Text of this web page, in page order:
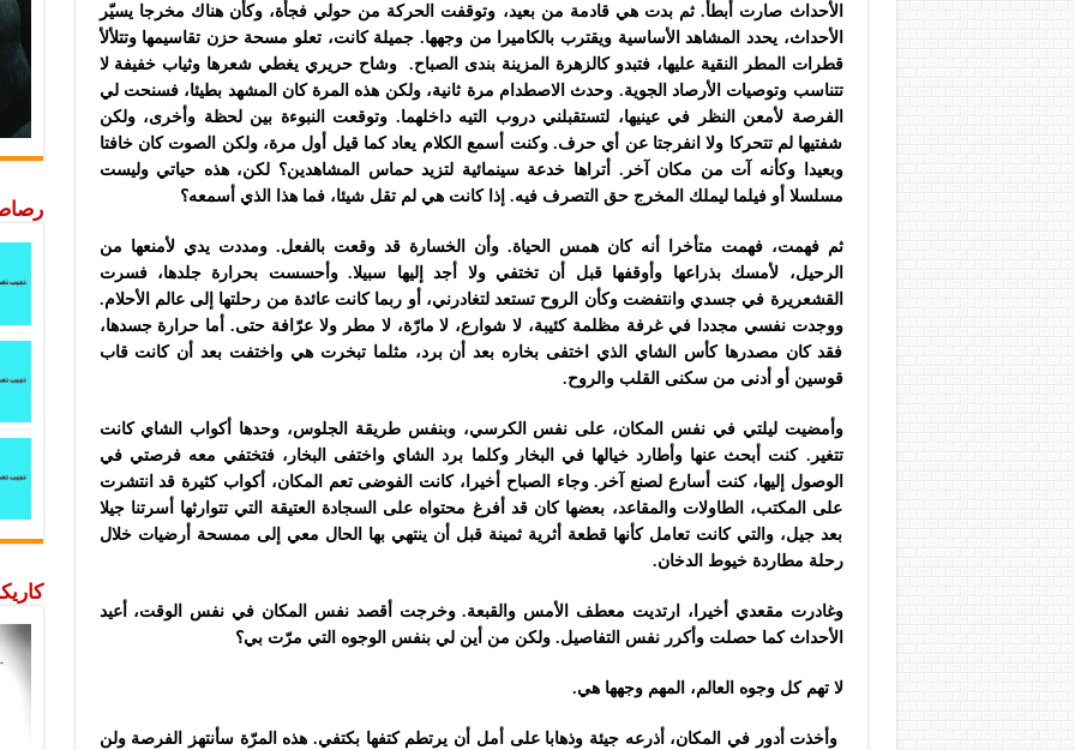
الأحداث صارت أبطأ. ثم بدت هي قادمة من بعيد، وتوقفت الحركة من حولي فجأة، وكأن هناك مخرجا يسيّر
الأحداث، يحدد المشاهد الأساسية ويقترب بالكاميرا من وجهها. جميلة كانت، تعلو مسحة حزن تقاسيمها وتتلألأ
قطرات المطر النقية عليها، فتبدو كالزهرة المزينة بندى الصباح. وشاح حريري يغطي شعرها وثياب خفيفة لا
تتناسب وتوصيات الأرصاد الجوية. وحدث الاصطدام مرة ثانية، ولكن هذه المرة كان المشهد بطيئا، فسنحت لي
الفرصة لأمعن النظر في عينيها، لتستقبلني دروب التيه داخلهما. وتوقعت النبوءة بين لحظة وأخرى، ولكن
شفتيها لم تتحركا ولا انفرجتا عن أي حرف. وكنت أسمع الكلام يعاد كما قيل أول مرة، ولكن الصوت كان خافتا
وبعيدا وكأنه آت من مكان آخر. أتراها خدعة سينمائية لتزيد حماس المشاهدين؟ لكن، هذه حياتي وليست
مسلسلا أو فيلما ليملك المخرج حق التصرف فيه. إذا كانت هي لم تقل شيئا، فما هذا الذي أسمعه؟
ثم فهمت، فهمت متأخرا أنه كان همس الحياة. وأن الخسارة قد وقعت بالفعل. ومددت يدي لأمنعها من
الرحيل، لأمسك بذراعها وأوقفها قبل أن تختفي ولا أجد إليها سبيلا. وأحسست بحرارة جلدها، فسرت
القشعريرة في جسدي وانتفضت وكأن الروح تستعد لتغادرني، أو ربما كانت عائدة من رحلتها إلى عالم الأحلام.
ووجدت نفسي مجددا في غرفة مظلمة كئيبة، لا شوارع، لا مارّة، لا مطر ولا عرّافة حتى. أما حرارة جسدها،
فقد كان مصدرها كأس الشاي الذي اختفى بخاره بعد أن برد، مثلما تبخرت هي واختفت بعد أن كانت قاب
قوسين أو أدنى من سكنى القلب والروح.
وأمضيت ليلتي في نفس المكان، على نفس الكرسي، وبنفس طريقة الجلوس، وحدها أكواب الشاي كانت
تتغير. كنت أبحث عنها وأطارد خيالها في البخار وكلما برد الشاي واختفى البخار، فتختفي معه فرصتي في
الوصول إليها، كنت أسارع لصنع آخر. وجاء الصباح أخيرا، كانت الفوضى تعم المكان، أكواب كثيرة قد انتشرت
على المكتب، الطاولات والمقاعد، بعضها كان قد أفرغ محتواه على السجادة العتيقة التي تتوارثها أسرتنا جيلا
بعد جيل، والتي كانت تعامل كأنها قطعة أثرية ثمينة قبل أن ينتهي بها الحال معي إلى ممسحة أرضيات خلال
رحلة مطاردة خيوط الدخان.
وغادرت مقعدي أخيرا، ارتديت معطف الأمس والقبعة. وخرجت أقصد نفس المكان في نفس الوقت، أعيد
الأحداث كما حصلت وأكرر نفس التفاصيل. ولكن من أين لي بنفس الوجوه التي مرّت بي؟
لا تهم كل وجوه العالم، المهم وجهها هي.
وأخذت أدور في المكان، أذرعه جيئة وذهابا على أمل أن يرتطم كتفها بكتفي. هذه المرّة سأنتهز الفرصة ولن